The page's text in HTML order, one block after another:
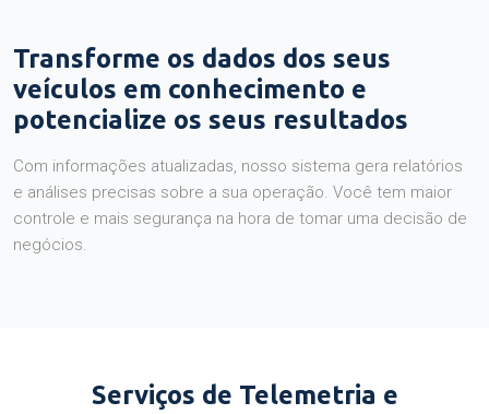
Transforme os dados dos seus
veículos em conhecimento e
potencialize os seus resultados
Com informações atualizadas, nosso sistema gera relatórios
e análises precisas sobre a sua operação. Você tem maior
controle e mais segurança na hora de tomar uma decisão de
negócios.
Serviços de Telemetria e